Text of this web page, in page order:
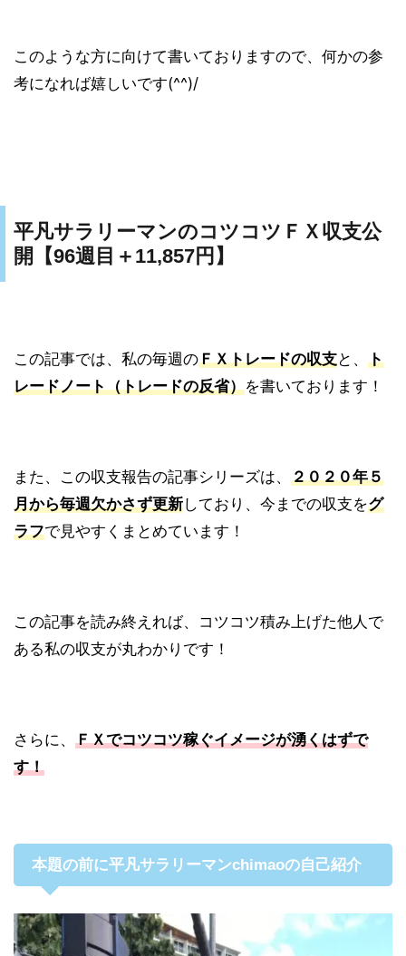
このような方に向けて書いておりますので、何かの参
考になれば嬉しいです(^^)/
平凡サラリーマンのコツコツＦＸ収支公
開【96週目＋11,857円】
この記事では、私の毎週のＦＸトレードの収支と、 ト
レードノート（トレードの反省）を書いております！
また、この収支報告の記事シリーズは、 ２０２０年５
月から毎週欠かさず更新しており、今までの収支をグ
ラフで見やすくまとめています！
この記事を読み終えれば、コツコツ積み上げた他人で
ある私の収支が丸わかりです！
さらに、 ＦＸでコツコツ稼ぐイメージが湧くはずで
す！
本題の前に平凡サラリーマンchimaoの自己紹介